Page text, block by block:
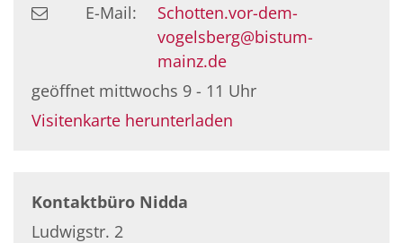
E-Mail:
Schotten.vor-dem-
vogelsberg@bistum-
mainz.de
geöffnet mittwochs 9 - 11 Uhr
Visitenkarte herunterladen
Kontaktbüro Nidda
Ludwigstr. 2